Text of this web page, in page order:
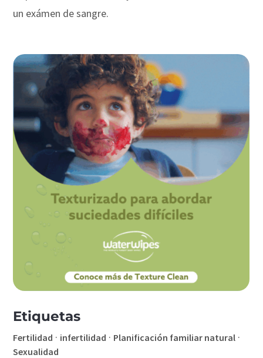
un exámen de sangre.
Etiquetas
Fertilidad · infertilidad · Planificación familiar natural ·
Sexualidad